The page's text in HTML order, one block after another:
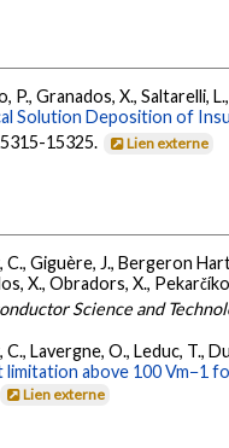
P., Granados, X., Saltarelli,
Solution Deposition of
15325. Lien externe
C., Giguère, J., Bergeron
X., Obradors, X.,
Science and
C., Lavergne, O., Leduc, T.,
above 100 Vm−1
Lien externe